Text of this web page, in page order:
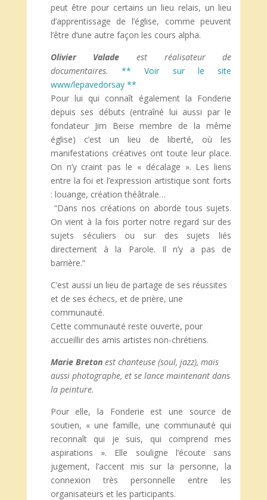
peut être pour certains un lieu relais, un lieu
d’apprentissage de l’église, comme peuvent
l’être d’une autre façon les cours alpha.
Olivier Valade est réalisateur de
documentaires.** Voir sur le site
www/lepavedorsay **
Pour lui qui connaît également la Fonderie
depuis ses débuts (entraîné lui aussi par le
fondateur Jim Beise membre de la même
église) c’est un lieu de liberté, où les
manifestations créatives ont toute leur place.
On n’y craint pas le « décalage ». Les liens
entre la foi et l’expression artistique sont forts
: louange, création théâtrale…
“Dans nos créations on aborde tous sujets.
On vient à la fois porter notre regard sur des
sujets séculiers ou sur des sujets liés
directement à la Parole. Il n’y a pas de
barrière.”
C’est aussi un lieu de partage de ses réussites
et de ses échecs, et de prière, une
communauté.
Cette communauté reste ouverte, pour
accueillir des amis artistes non-chrétiens.
Marie Bretonest chanteuse (soul, jazz), mais
aussi photographe, et se lance maintenant dans
la peinture.
Pour elle, la Fonderie est une source de
soutien, « une famille, une communauté qui
reconnaît qui je suis, qui comprend mes
aspirations ». Elle souligne l’écoute sans
jugement, l’accent mis sur la personne, la
connexion très personnelle entre les
organisateurs et les participants.